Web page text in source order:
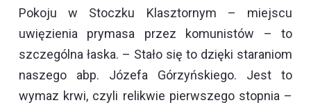
Pokoju w Stoczku Klasztornym – miejscu
uwięzienia prymasa przez komunistów – to
szczególna łaska. – Stało się to dzięki staraniom
naszego abp. Józefa Górzyńskiego. Jest to
wymaz krwi, czyli relikwie pierwszego stopnia –